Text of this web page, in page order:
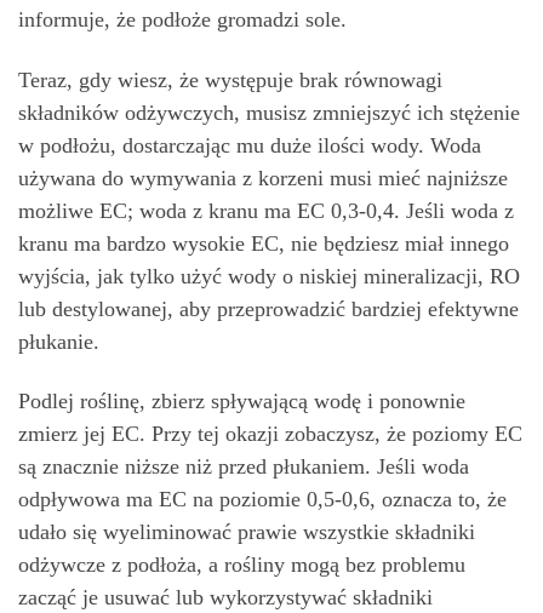
informuje, że podłoże gromadzi sole.
Teraz, gdy wiesz, że występuje brak równowagi
składników odżywczych, musisz zmniejszyć ich stężenie
w podłożu, dostarczając mu duże ilości wody. Woda
używana do wymywania z korzeni musi mieć najniższe
możliwe EC; woda z kranu ma EC 0,3-0,4. Jeśli woda z
kranu ma bardzo wysokie EC, nie będziesz miał innego
wyjścia, jak tylko użyć wody o niskiej mineralizacji, RO
lub destylowanej, aby przeprowadzić bardziej efektywne
płukanie.
Podlej roślinę, zbierz spływającą wodę i ponownie
zmierz jej EC. Przy tej okazji zobaczysz, że poziomy EC
są znacznie niższe niż przed płukaniem. Jeśli woda
odpływowa ma EC na poziomie 0,5-0,6, oznacza to, że
udało się wyeliminować prawie wszystkie składniki
odżywcze z podłoża, a rośliny mogą bez problemu
zacząć je usuwać lub wykorzystywać składniki